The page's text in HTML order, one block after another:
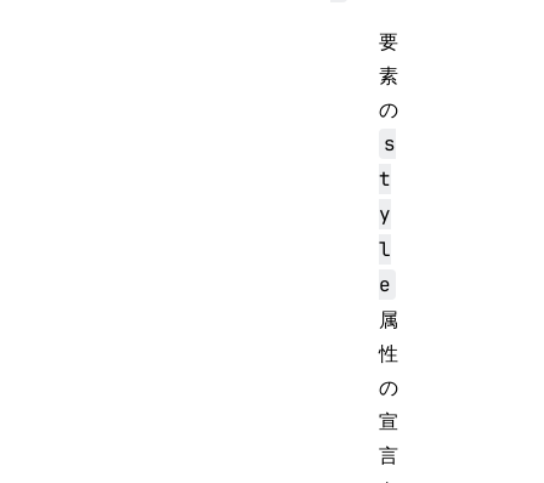
要
素
の
s
t
y
l
e
属
性
の
宣
言